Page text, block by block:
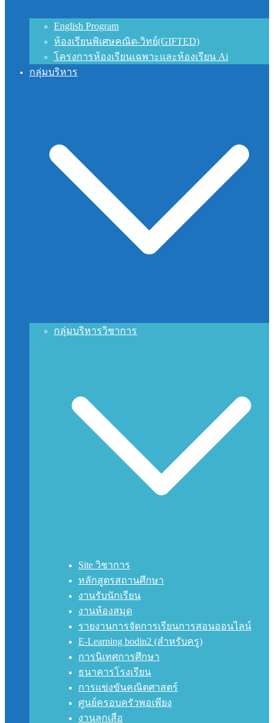
English Program
ห้องเรียนพิเศษคณิต-วิทย์(GIFTED)
โครงการห้องเรียนเฉพาะและห้องเรียน Ai
กลุ่มบริหาร
กลุ่มบริหารวิชาการ
Site วิชาการ
หลักสูตรสถานศึกษา
งานรับนักเรียน
งานห้องสมุด
รายงานการจัดการเรียนการสอนออนไลน์
E-Learning bodin2 (สำหรับครู)
การนิเทศการศึกษา
ธนาคารโรงเรียน
การแข่งขันคณิตศาสตร์
ศูนย์ครอบครัวพอเพียง
งานลูกเสือ